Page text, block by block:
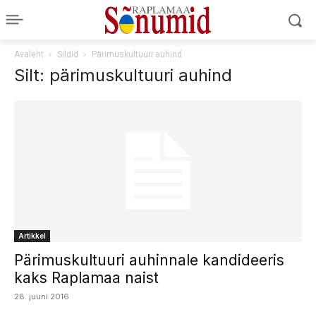
Avaleht Sildid Pärimuskultuuri auhind
Silt: pärimuskultuuri auhind
Artikkel
Pärimuskultuuri auhinnale kandideeris
kaks Raplamaa naist
28. juuni 2016